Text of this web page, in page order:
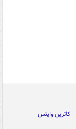
کاترین وایتس